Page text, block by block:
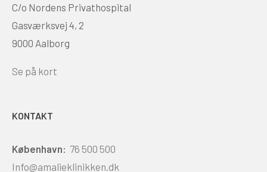
C/o Nordens Privathospital
Gasværksvej 4, 2
9000 Aalborg
Se på kort
KONTAKT
København: 76 500 500
Info@amalieklinikken.dk